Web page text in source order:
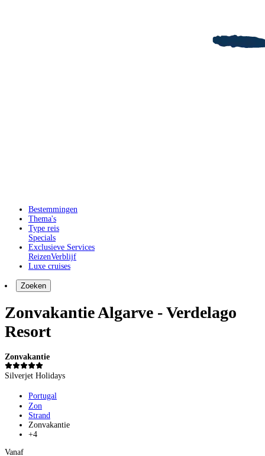
Bestemmingen
Thema's
Type reis
Specials
Exclusieve Services
ReizenVerblijf
Luxe cruises
Zoeken
Zonvakantie Algarve - Verdelago
Resort
Zonvakantie
Silverjet Holidays
Portugal
Zon
Strand
Zonvakantie
+4
Vanaf